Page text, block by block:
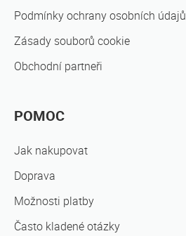
Podmínky ochrany osobních údajů
Zásady souborů cookie
Obchodní partneři
POMOC
Jak nakupovat
Doprava
Možnosti platby
Často kladené otázky